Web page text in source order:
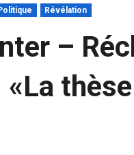
Révélation
–